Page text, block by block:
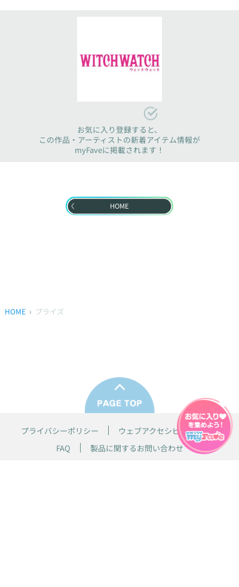
お気に入り登録すると、
この作品・アーティストの新着アイテム情報が
myFaveに掲載されます！
HOME
HOME プライズ
プライバシーポリシー
ウェブアクセシビリティ方針
FAQ
製品に関するお問い合わせ